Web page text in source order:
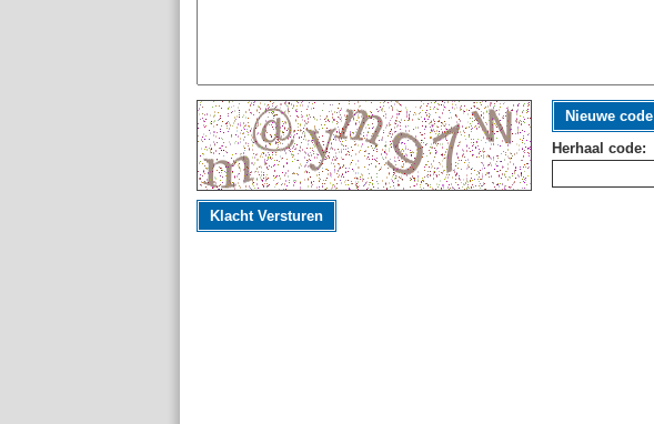
Nieuwe code
Herhaal code:
Klacht Versturen